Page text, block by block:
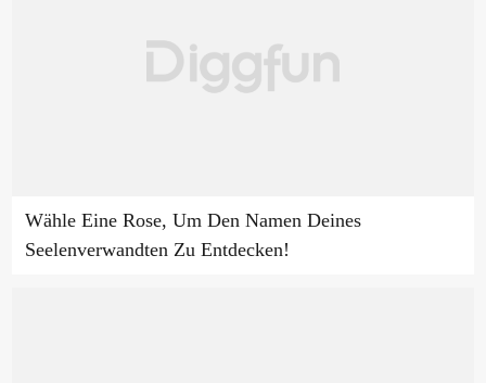
Wähle Eine Rose, Um Den Namen Deines
Seelenverwandten Zu Entdecken!